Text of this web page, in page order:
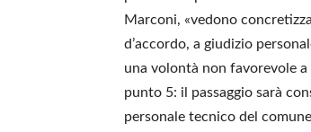
Marconi, «vedono
d’accordo, a giudizio
una volontà non favorevole a
punto 5: il passaggio sarà
personale tecnico del